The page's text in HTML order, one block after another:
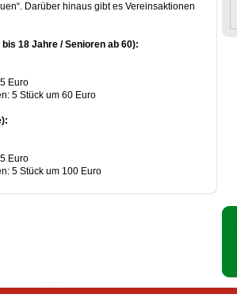
Darüber hinaus gibt es Vereinsaktionen
18 Jahre / Senioren ab 60):
Euro
5 Stück um 60 Euro
Euro
5 Stück um 100 Euro